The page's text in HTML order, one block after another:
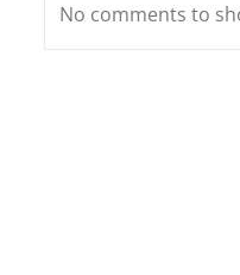
No comments to